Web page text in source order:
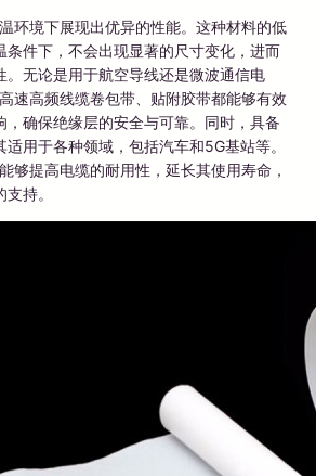
环境下展现出优异的性能。这种材料的低
条件下，不会出现显著的尺寸变化，进而
。无论是用于航空导线还是微波通信电
速高频线缆卷包带、贴附胶带都能够有效
，确保绝缘层的安全与可靠。同时，具备
用于各种领域，包括汽车和5G基站等。
够提高电缆的耐用性，延长其使用寿命，
持。